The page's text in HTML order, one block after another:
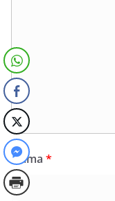
Nama *